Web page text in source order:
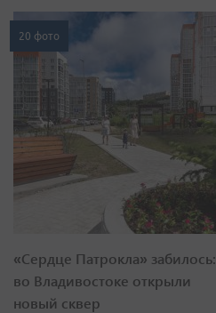
20 фото
«Сердце Патрокла» забилось:
во Владивостоке открыли
новый сквер